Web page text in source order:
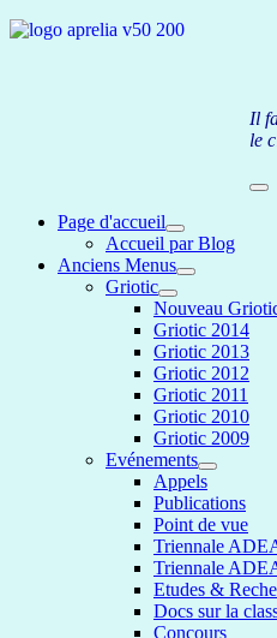
Il
le
Page d'accueil
Accueil par Blog
Anciens Menus
Griotic
Nouveau
Griotic 2014
Griotic 2013
Griotic 2012
Griotic 2011
Griotic 2010
Griotic 2009
Evénements
Appels
Publications
Point de vue
Triennale
Triennale
Etudes &
Docs sur la
Concours